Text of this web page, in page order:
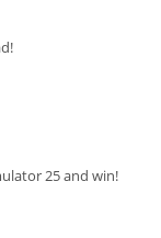
25 and win!